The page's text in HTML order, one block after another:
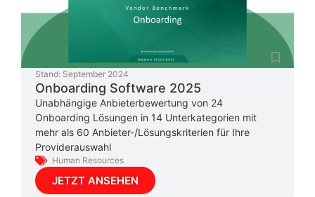
Stand: September 2024
Onboarding Software 2025
Unabhängige Anbieterbewertung von 24
Onboarding Lösungen in 14 Unterkategorien mit
mehr als 60 Anbieter-/Lösungskriterien für Ihre
Providerauswahl
Human Resources
JETZT ANSEHEN